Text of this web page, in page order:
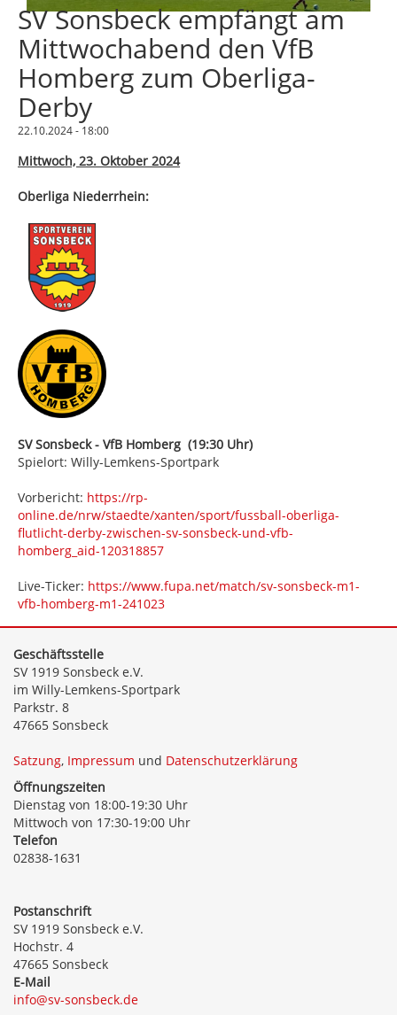
SV Sonsbeck empfängt am
Mittwochabend den VfB
Homberg zum Oberliga-
Derby
22.10.2024 - 18:00
Mittwoch, 23. Oktober 2024
Oberliga Niederrhein:
SV Sonsbeck - VfB Homberg (19:30 Uhr)
Spielort: Willy-Lemkens-Sportpark
Vorbericht: https://rp-
online.de/nrw/staedte/xanten/sport/fussball-oberliga-
flutlicht-derby-zwischen-sv-sonsbeck-und-vfb-
homberg_aid-120318857
Live-Ticker: https://www.fupa.net/match/sv-sonsbeck-m1-
vfb-homberg-m1-241023
Geschäftsstelle
SV 1919 Sonsbeck e.V.
im Willy-Lemkens-Sportpark
Parkstr. 8
47665 Sonsbeck
Satzung, Impressum und Datenschutzerklärung
Öffnungszeiten
Dienstag von 18:00-19:30 Uhr
Mittwoch von 17:30-19:00 Uhr
Telefon
02838-1631
Postanschrift
SV 1919 Sonsbeck e.V.
Hochstr. 4
47665 Sonsbeck
E-Mail
info@sv-sonsbeck.de